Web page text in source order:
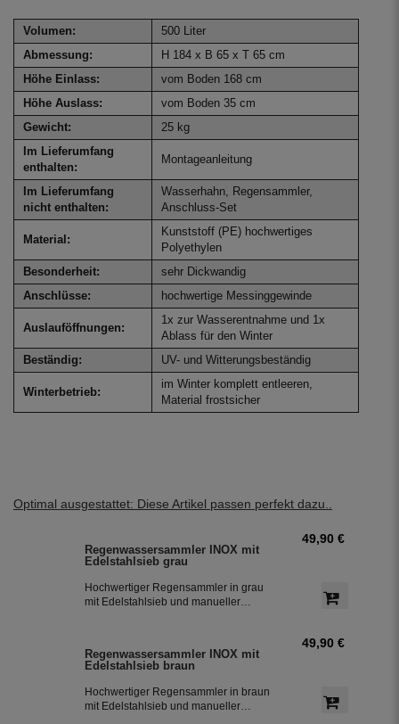
Volumen:
500 Liter
Abmessung:
H 184 x B 65 x T 65 cm
Höhe Einlass:
vom Boden 168 cm
Höhe Auslass:
vom Boden 35 cm
Gewicht:
25 kg
Im Lieferumfang
enthalten:
Montageanleitung
Im Lieferumfang
nicht enthalten:
Wasserhahn, Regensammler,
Anschluss-Set
Material:
Kunststoff (PE) hochwertiges
Polyethylen
Besonderheit:
sehr Dickwandig
Anschlüsse:
hochwertige Messinggewinde
Auslauföffnungen:
1x zur Wasserentnahme und 1x
Ablass für den Winter
Beständig:
UV- und Witterungsbeständig
Winterbetrieb:
im Winter komplett entleeren,
Material frostsicher
Optimal ausgestattet: Diese Artikel passen perfekt dazu..
Regenwassersammler INOX mit
Edelstahlsieb grau
Hochwertiger Regensammler in grau
mit Edelstahlsieb und manueller
leitet zuverlässig sauberes
Regenwasser in ihre Regentonne.
Dieser Fallrohrfilter ist bereits 1000-
fach im Einsatz und wird in die ganze
49,90 €
Regenwassersammler INOX mit
Edelstahlsieb braun
Hochwertiger Regensammler in braun
mit Edelstahlsieb und manueller
49,90 €